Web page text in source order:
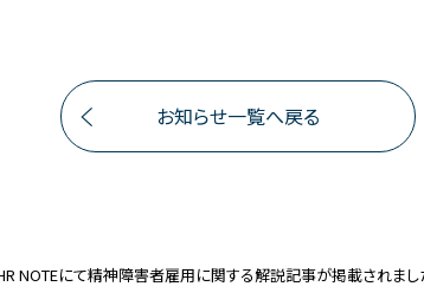
お知らせ一覧へ戻る
NOTEにて精神障害者雇用に関する解説記事が掲載されまし